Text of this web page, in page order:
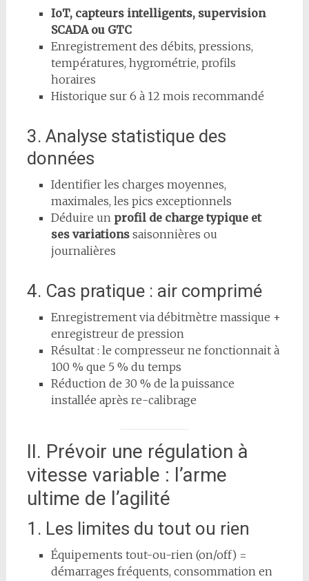
IoT, capteurs intelligents, supervision
SCADA ou GTC
Enregistrement des débits, pressions,
températures, hygrométrie, profils
horaires
Historique sur 6 à 12 mois recommandé
3. Analyse statistique des
données
Identifier les charges moyennes,
maximales, les pics exceptionnels
Déduire un profil de charge typique et
ses variationssaisonnières ou
journalières
4. Cas pratique : air comprimé
Enregistrement via débitmètre massique +
enregistreur de pression
Résultat : le compresseur ne fonctionnait à
100 % que 5 % du temps
Réduction de 30 % de la puissance
installée après re-calibrage
II. Prévoir une régulation à
vitesse variable : l’arme
ultime de l’agilité
1. Les limites du tout ou rien
Équipements tout-ou-rien (on/off) =
démarrages fréquents, consommation en